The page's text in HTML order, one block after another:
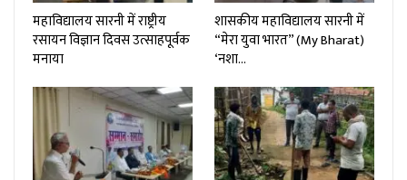
महाविद्यालय सारनी में राष्ट्रीय
रसायन विज्ञान दिवस उत्साहपूर्वक
मनाया
शासकीय महाविद्यालय सारनी में
“मेरा युवा भारत” (My Bharat)
‘नशा…